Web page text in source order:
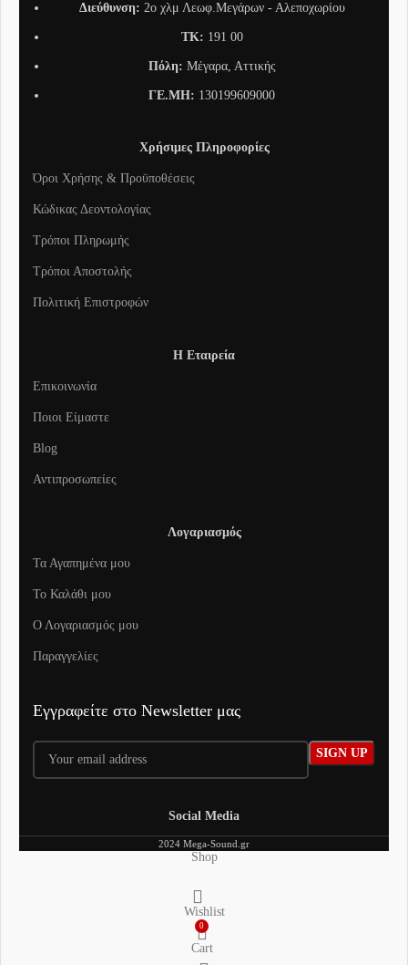
Διεύθυνση: 2o χλμ Λεωφ.Μεγάρων - Αλεποχωρίου
TK: 191 00
Πόλη: Μέγαρα, Αττικής
ΓΕ.ΜΗ: 130199609000
Χρήσιμες Πληροφορίες
Όροι Χρήσης & Προϋποθέσεις
Κώδικας Δεοντολογίας
Τρόποι Πληρωμής
Τρόποι Αποστολής
Πολιτική Επιστροφών
Η Εταιρεία
Επικοινωνία
Ποιοι Είμαστε
Blog
Αντιπροσωπείες
Λογαριασμός
Τα Αγαπημένα μου
To Καλάθι μου
Ο Λογαριασμός μου
Παραγγελίες
Εγγραφείτε στο Newsletter μας
Social Media
2024 Mega-Sound.gr
Shop
Wishlist
0
Cart